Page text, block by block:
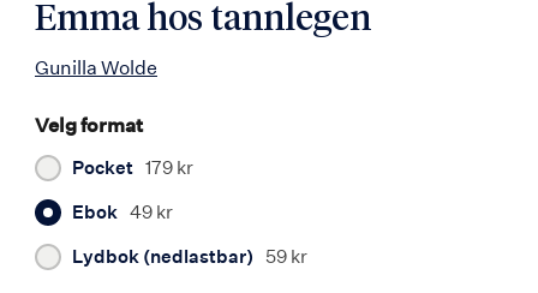
Emma hos tannlegen
Gunilla Wolde
Velg format
Pocket 179 kr
Ebok 49 kr
Lydbok (nedlastbar)
59 kr